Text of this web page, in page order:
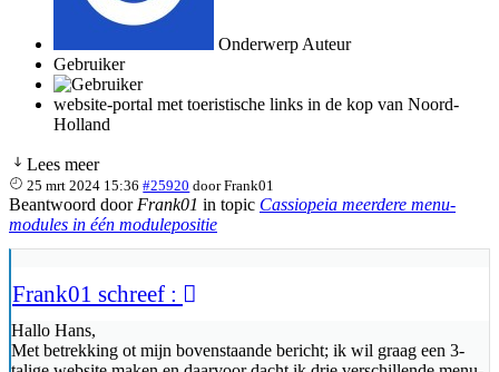
Onderwerp Auteur
Gebruiker
website-portal met toeristische links in de kop van Noord-
Holland
Lees meer
25 mrt 2024 15:36 #25920 doorFrank01
Beantwoord door Frank01 in topic Cassiopeia meerdere menu-
modules in één modulepositie
Frank01 schreef :
Hallo Hans,
Met betrekking ot mijn bovenstaande bericht; ik wil graag een 3-